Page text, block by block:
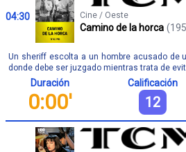
04:30 Cine / Oeste
Camino de la horca
Un sheriff escolta a un hombre acusado de
donde debe ser juzgado mientras trata de
Duración
0:00'
Calificación
12